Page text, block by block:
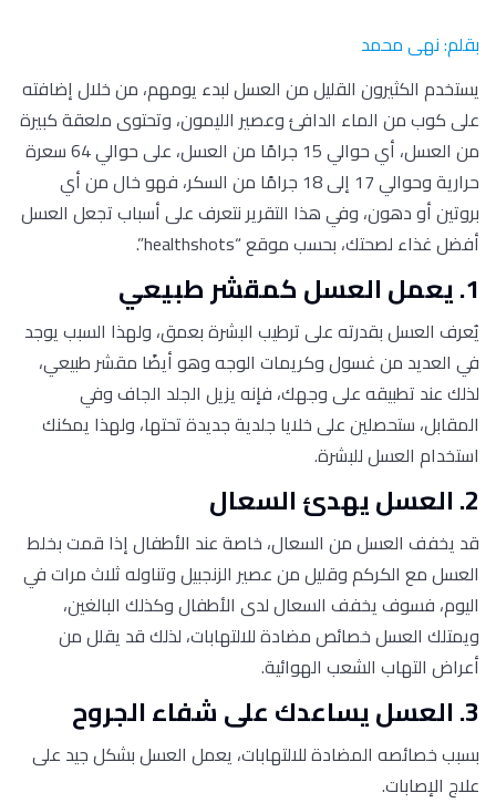
بقلم: نهى محمد
يستخدم الكثيرون القليل من العسل لبدء يومهم، من خلال إضافته
على كوب من الماء الدافئ وعصير الليمون، وتحتوى ملعقة كبيرة
من العسل، أي حوالي 15 جرامًا من العسل، على حوالي 64 سعرة
حرارية وحوالي 17 إلى 18 جرامًا من السكر، فهو خال من أي
بروتين أو دهون، وفي هذا التقرير نتعرف على أسباب تجعل العسل
أفضل غذاء لصحتك، بحسب موقع “healthshots”.
1. يعمل العسل كمقشر طبيعي
يُعرف العسل بقدرته على ترطيب البشرة بعمق، ولهذا السبب يوجد
في العديد من غسول وكريمات الوجه وهو أيضًا مقشر طبيعي،
لذلك عند تطبيقه على وجهك، فإنه يزيل الجلد الجاف وفي
المقابل، ستحصلين على خلايا جلدية جديدة تحتها، ولهذا يمكنك
استخدام العسل للبشرة.
2. العسل يهدئ السعال
قد يخفف العسل من السعال، خاصة عند الأطفال إذا قمت بخلط
العسل مع الكركم وقليل من عصير الزنجبيل وتناوله ثلاث مرات في
اليوم، فسوف يخفف السعال لدى الأطفال وكذلك البالغين،
ويمتلك العسل خصائص مضادة للالتهابات، لذلك قد يقلل من
أعراض التهاب الشعب الهوائية.
3. العسل يساعدك على شفاء الجروح
بسبب خصائصه المضادة للالتهابات، يعمل العسل بشكل جيد على
علاج الإصابات.